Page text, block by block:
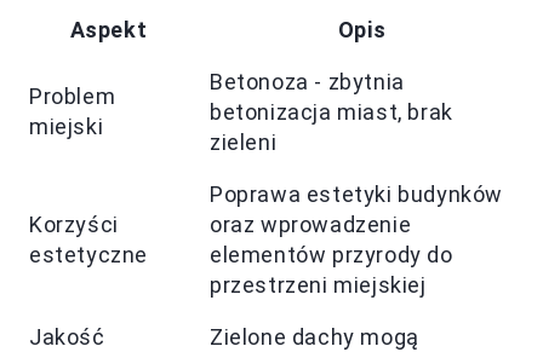
Aspekt Opis
Problem
miejski
Betonoza - zbytnia
betonizacja miast, brak
zieleni
Korzyści
estetyczne
Poprawa estetyki budynków
oraz wprowadzenie
elementów przyrody do
przestrzeni miejskiej
Jakość
Zielone dachy mogą